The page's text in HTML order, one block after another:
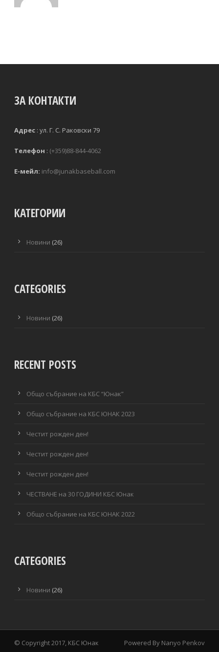
ЗА КОНТАКТИ
Адрес :
Телефон : (+359)88-844-4062
Е-мейл: info@junakbaseball.com
КАТЕГОРИИ
Новини (26)
CATEGORIES
Новини (26)
RECENT POSTS
Общо събрание на КБС “Юнак”
Общо събрание на КБС ЮНАК 2023
Честит рожден ден!
Честит рожден ден!
Честит рожден ден!
ЧЕСТВАНЕ на 30 ГОДИНИ КБС Юнак
Общо събрание на КБС ЮНАК 2022
CATEGORIES
Новини (26)
© Copyright 2017, КБС Юнак Powered By Nanyo Penkov